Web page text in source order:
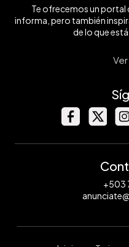
Te ofrecemos un
informa, pero también
de lo que
+503